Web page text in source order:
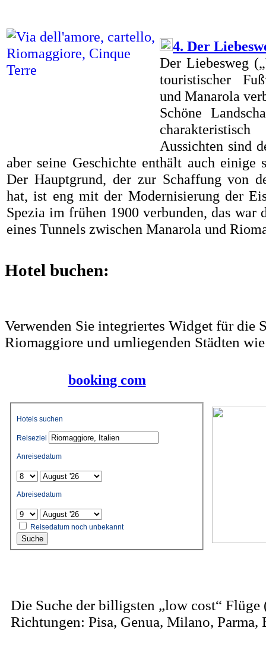
4. Der
Der Liebesweg
touristischer
und Manarola
Schöne
Aussichten sind
aber seine Geschichte enthält auch einige
Der Hauptgrund, der zur Schaffung von
hat, ist eng mit der Modernisierung der
Spezia im frühen 1900 verbunden, das war
eines Tunnels zwischen Manarola und
Hotel buchen:
Verwenden Sie integriertes Widget für die
Riomaggiore und umliegenden Städten
booking com
Hotels suchen
Reiseziel
Anreisedatum
Abreisedatum
Reisedatum noch unbekannt
Suche
Die Suche der billigsten „low cost“ Flüge
Richtungen: Pisa, Genua, Milano,